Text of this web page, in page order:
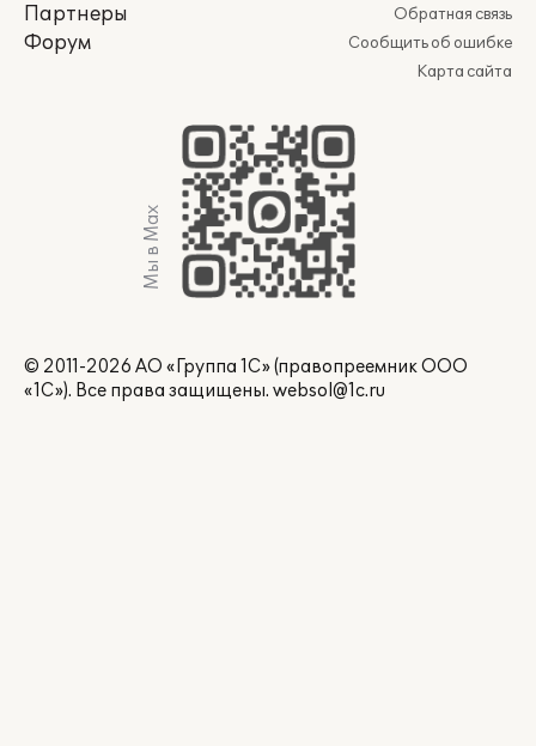
Партнеры
Форум
Обратная связь
Сообщить об ошибке
Карта сайта
Мы в Max
© 2011-2026 АО «Группа 1С» (правопреемник ООО
«1С»). Все права защищены. websol@1c.ru